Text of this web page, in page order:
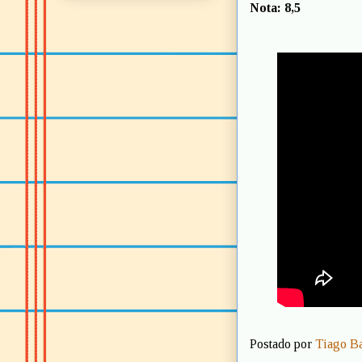
Nota: 8,5
Postado por Tiago